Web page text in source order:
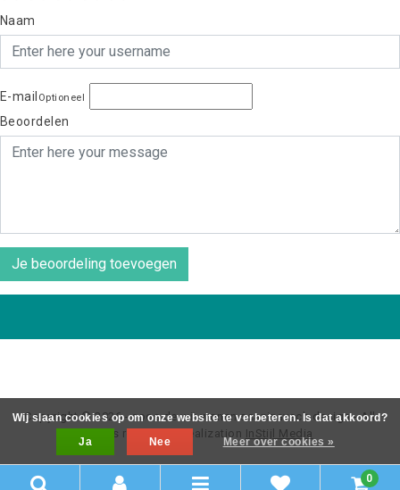
Naam
E-mail Optioneel
Beoordelen
Je beoordeling toevoegen
Copyright © 2026 - coos de wit wonen scaninavsch design - All
rights reserved - Realization InStijl Media
0
Wij slaan cookies op om onze website te verbeteren. Is dat akkoord?
Ja
Nee Meer over cookies »